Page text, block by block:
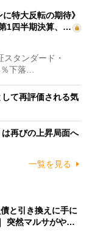
特大反転の期待》
1四半期決算、…
タンダード・
下落…
て再評価される気
再びの上昇局面へ
一覧を見る
と引き換えに手に
突然マルサがや…